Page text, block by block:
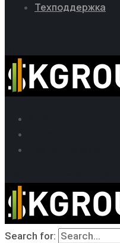
Техподдержка
Search for: